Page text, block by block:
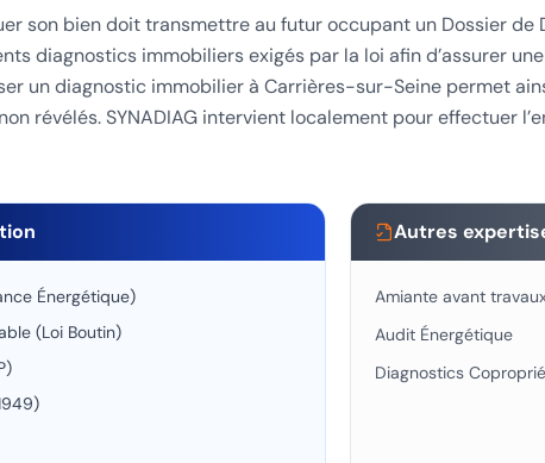
son bien doit transmettre au futur occupant un Dossier de
diagnostics immobiliers exigés par la loi afin d’assurer
un diagnostic immobilier à Carrières-sur-Seine permet
révélés. SYNADIAG intervient localement pour effectuer
Énergétique)
(Loi Boutin)
Autres
Amiante avant
Audit Énergétique
Diagnostics